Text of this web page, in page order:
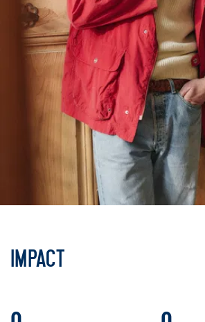
C’est notre 4ème
version de ce
produit. Les
précédentes,
portées par
quelques 1 379
heureux, ont reçu
des notes qui ne
laissent aucun jury
indifférent :
9,1/10.
8,7/10
d’elles-mêmes, vous
Impact